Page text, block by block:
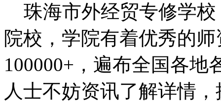
珠海市外经贸专修学校
院校，学院有着优秀的
100000+，遍布全国各
人士不妨资讯了解详情